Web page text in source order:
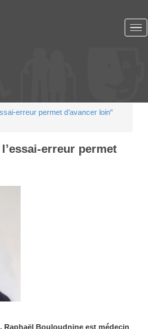
l’essai-erreur permet
l’essai-